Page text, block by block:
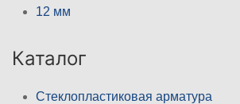
12 мм
Каталог
Стеклопластиковая арматура